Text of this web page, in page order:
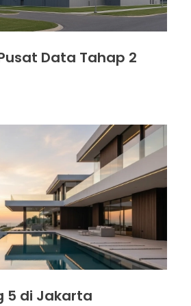
Data Tahap 2
5 di Jakarta